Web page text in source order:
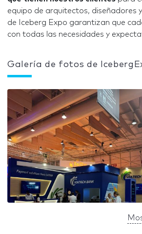
equipo de arquitectos, diseñadores
de Iceberg Expo garantizan que
con todas las necesidades y
Galería de fotos de